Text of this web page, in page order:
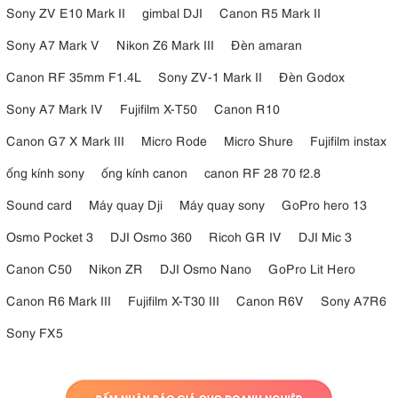
7. Đối tượng sử dụng của Benro
Benro FSL09AN00 phù hợp với:
Sony ZV E10 Mark II
gimbal DJI
Canon R5 Mark II
Sony A7 Mark V
Nikon Z6 Mark III
Đèn amaran
Canon RF 35mm F1.4L
Sony ZV-1 Mark II
Đèn Godox
Sony A7 Mark IV
Fujifilm X-T50
Canon R10
Canon G7 X Mark III
Micro Rode Micro Shure
Fujifilm instax
ống kính sony
ống kính canon
canon RF 28 70 f2.8
Sound card
Máy quay Dji Máy quay sony
GoPro hero 13
Osmo Pocket 3
DJI Osmo 360 Ricoh GR IV
DJI Mic 3
Canon C50
Nikon ZR DJI Osmo Nano
GoPro Lit Hero
Canon R6 Mark III
Fujifilm X-T30 III Canon R6V
Sony A7R6
Sony FX5